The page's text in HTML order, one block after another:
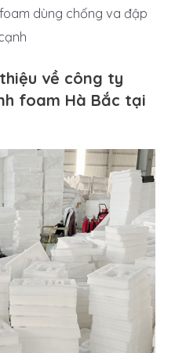
dùng chống va đập
về công ty
foam Hà Bắc tại